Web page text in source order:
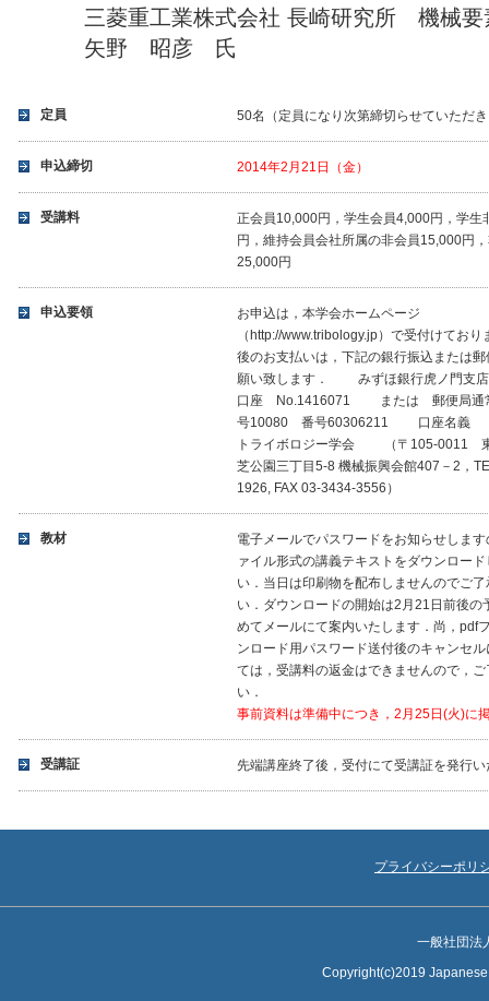
三菱重工業株式会社 長崎研究所 機械要
矢野 昭彦 氏
定員 50名（定員になり次第締切らせていただ
申込締切 2014年2月21日（金）
受講料
正会員10,000円，学生会員4,000円，学生
円，維持会員会社所属の非会員15,000円
25,000円
申込要領
お申込は，本学会ホームページ
（http://www.tribology.jp）で受付けており
後のお支払いは，下記の銀行振込または
願い致します． みずほ銀行虎ノ門支
口座 No.1416071 または 郵便局通
号10080 番号60306211 口座名義
トライボロジー学会 （〒105-0011
芝公園三丁目5-8 機械振興会館407－2，
1926, FAX 03-3434-3556）
教材
電子メールでパスワードをお知らせしま
ァイル形式の講義テキストをダウンロー
い．当日は印刷物を配布しませんのでご
い．ダウンロードの開始は2月21日前後の
めてメールにて案内いたします．尚，pdf
ンロード用パスワード送付後のキャンセ
ては，受講料の返金はできませんので，
い．
事前資料は準備中につき，2月25日(火)に
受講証 先端講座終了後，受付にて受講証を発行
プライバシーポリ
一般社団法
Copyright(c)2019